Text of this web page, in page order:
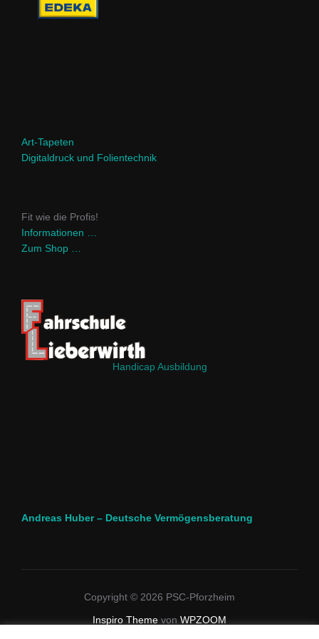
Art-Tapeten
Digitaldruck und Folientechnik
Fit wie die Profis!
Informationen …
Zum Shop …
Handicap Ausbildung
Andreas Huber – Deutsche Vermögensberatung
Copyright © 2026 PSC-Pforzheim
Inspiro Theme von WPZOOM